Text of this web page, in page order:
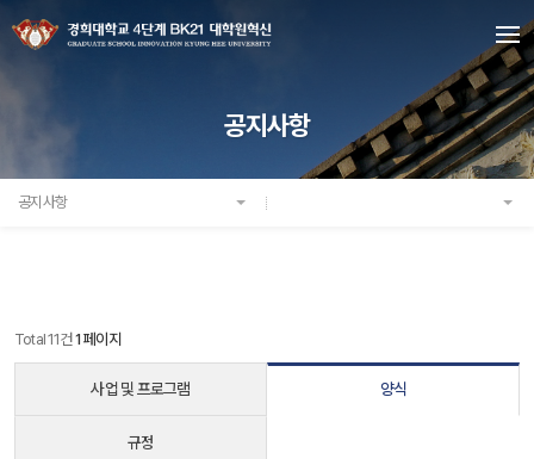
공지사항
공지사항
Total 11건1 페이지
사업 및 프로그램 양식
규정